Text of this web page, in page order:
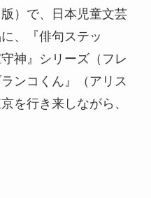
）で、日本児童文芸
、『俳句ステッ
神』シリーズ（フレ
ンコくん』（アリス
を行き来しながら、